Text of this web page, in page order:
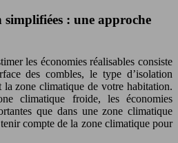
simplifiées : une approche
les économies réalisables consiste
des combles, le type d’isolation
la zone climatique de votre habitation.
climatique froide, les économies
que dans une zone climatique
compte de la zone climatique pour